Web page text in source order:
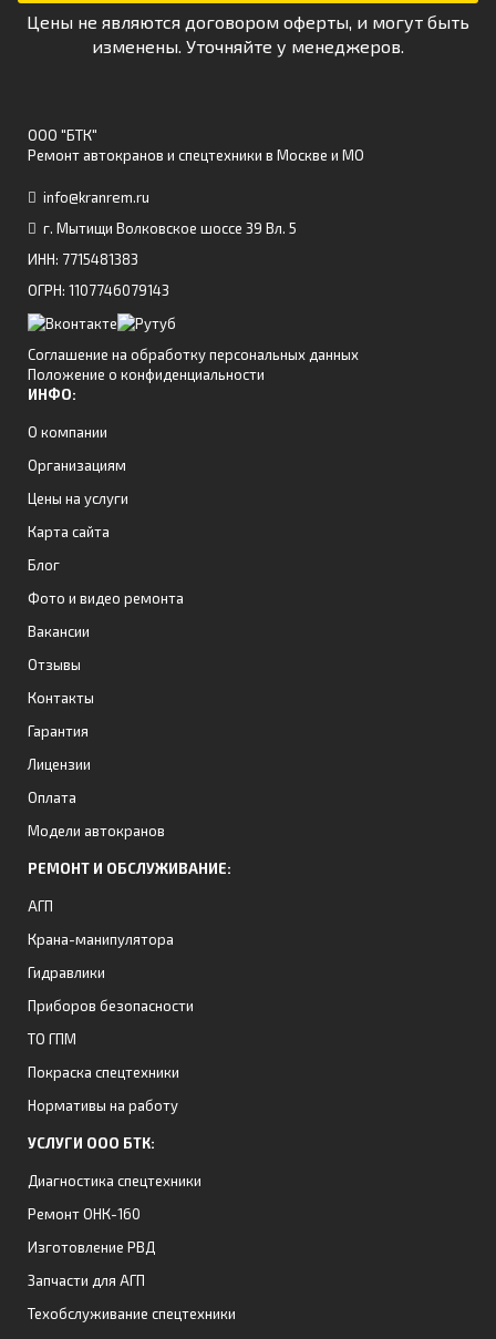
Цены не являются договором оферты, и могут быть
изменены. Уточняйте у менеджеров.
ООО "БТК"
Ремонт автокранов и спецтехники в Москве и МО
info@kranrem.ru
г. Мытищи Волковское шоссе 39 Вл. 5
ИНН: 7715481383
ОГРН: 1107746079143
Соглашение на обработку персональных данных
Положение о конфиденциальности
ИНФО:
О компании
Организациям
Цены на услуги
Карта сайта
Блог
Фото и видео ремонта
Вакансии
Отзывы
Контакты
Гарантия
Лицензии
Оплата
Модели автокранов
РЕМОНТ И ОБСЛУЖИВАНИЕ:
АГП
Крана-манипулятора
Гидравлики
Приборов безопасности
ТО ГПМ
Покраска спецтехники
Нормативы на работу
УСЛУГИ ООО БТК:
Диагностика спецтехники
Ремонт ОНК-160
Изготовление РВД
Запчасти для АГП
Техобслуживание спецтехники